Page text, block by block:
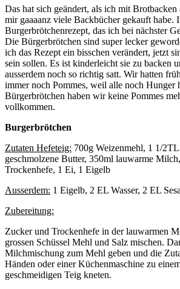
Das hat sich geändert, als ich mit Brotbacken
mir gaaaanz viele Backbücher gekauft habe.
Burgerbrötchenrezept, das ich bei nächster
Die Bürgerbrötchen sind super lecker
ich das Rezept ein bisschen verändert, jetzt
sein sollen. Es ist kinderleicht sie zu backen
ausserdem noch so richtig satt. Wir hatten
immer noch Pommes, weil alle noch Hunger
Bürgerbrötchen haben wir keine Pommes
vollkommen.
Burgerbrötchen
Zutaten Hefeteig: 700g Weizenmehl, 1 1/
geschmolzene Butter, 350ml lauwarme
Trockenhefe, 1 Ei, 1 Eigelb
Ausserdem: 1 Eigelb, 2 EL Wasser, 2 EL
Zubereitung:
Zucker und Trockenhefe in der lauwarmen
grossen Schüssel Mehl und Salz mischen.
Milchmischung zum Mehl geben und die
Händen oder einer Küchenmaschine zu
geschmeidigen Teig kneten.